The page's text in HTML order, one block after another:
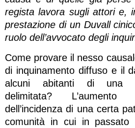
regista lavora sugli attori e,
prestazione di un Duvall
ruolo dell’avvocato degli
Come provare il nesso
di inquinamento diffuso e il
alcuni abitanti di una
delimitata?
dell’incidenza di una certa
comunità in cui in passato